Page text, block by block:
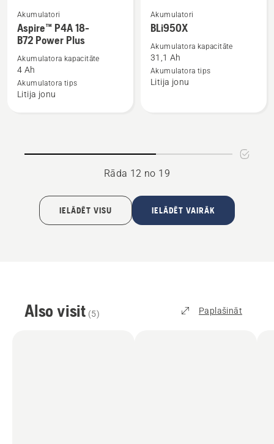
Skatīt
vairāk
informācijas
par
Aspire™
P4A
Akumulatori
Aspire™ P4A 18-
B72 Power Plus
Akumulatora kapacitāte
4 Ah
Akumulatora tips
Litija jonu
Skatīt
vairāk
informācijas
par
BLi950X
Akumulatori
BLi950X
Akumulatora kapacitāte
31,1 Ah
Akumulatora tips
Litija jonu
Rāda 12 no 19
IELĀDĒT VISU IELĀDĒT VAIRĀK
Also visit (5) Paplašināt